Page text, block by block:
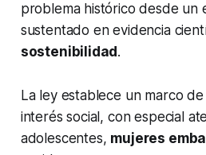
problema histórico desde un
sustentado en evidencia
sostenibilidad .
La ley establece un marco
interés social, con especial
adolescentes, mujeres